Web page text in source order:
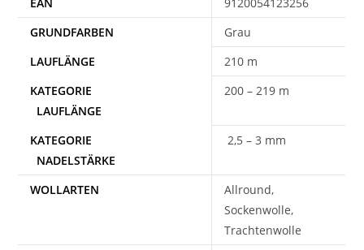
Grau
210 m
200 – 219 m
2,5 – 3 mm
WOLLARTEN
Allround,
Sockenwolle,
Trachtenwolle